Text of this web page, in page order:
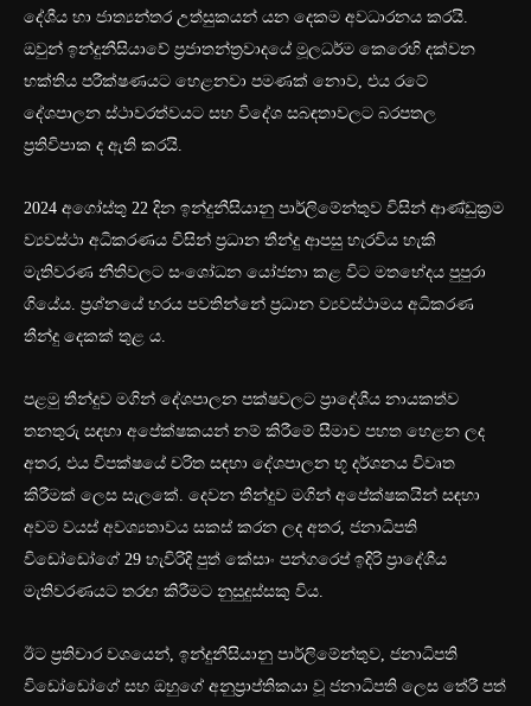
දේශීය හා ජාත්‍යන්තර උත්සුකයන් යන දෙකම අවධාරනය කරයි.
ඔවුන් ඉන්දුනීසියාවේ ප්‍රජාතන්ත්‍රවාදයේ මූලධර්ම කෙරෙහි දක්වන
භක්තිය පරීක්ෂණයට හෙළනවා පමණක් නොව, එය රටේ
දේශපාලන ස්ථාවරත්වයට සහ විදේශ සබඳතාවලට බරපතල
ප්‍රතිවිපාක ද ඇති කරයි.
2024 අගෝස්තු 22 දින ඉන්දුනීසියානු පාර්ලිමේන්තුව විසින් ආණ්ඩුක්‍රම
ව්‍යවස්ථා අධිකරණය විසින් ප්‍රධාන තීන්දු ආපසු හැරවිය හැකි
මැතිවරණ නීතිවලට සංශෝධන යෝජනා කළ විට මතභේදය පුපුරා
ගියේය. ප්‍රශ්නයේ හරය පවතින්නේ ප්‍රධාන ව්‍යවස්ථාමය අධිකරණ
තීන්දු දෙකක් තුළ ය.
පළමු තීන්දුව මගින් දේශපාලන පක්ෂවලට ප්‍රාදේශීය නායකත්ව
තනතුරු සඳහා අපේක්ෂකයන් නම් කිරීමේ සීමාව පහත හෙළන ලද
අතර, එය විපක්ෂයේ චරිත සඳහා දේශපාලන භූ දර්ශනය විවෘත
කිරීමක් ලෙස සැලකේ. දෙවන තීන්දුව මගින් අපේක්ෂකයින් සඳහා
අවම වයස් අවශ්‍යතාවය සකස් කරන ලද අතර, ජනාධිපති
විඩෝඩෝගේ 29 හැවිරිදි පුත් කේසාං පන්ගරෙප් ඉදිරි ප්‍රාදේශීය
මැතිවරණයට තරඟ කිරීමට නුසුදුස්සකු විය.
ඊට ප්‍රතිචාර වශයෙන්, ඉන්දුනීසියානු පාර්ලිමේන්තුව, ජනාධිපති
විඩෝඩෝගේ සහ ඔහුගේ අනුප්‍රාප්තිකයා වූ ජනාධිපති ලෙස තේරී පත්